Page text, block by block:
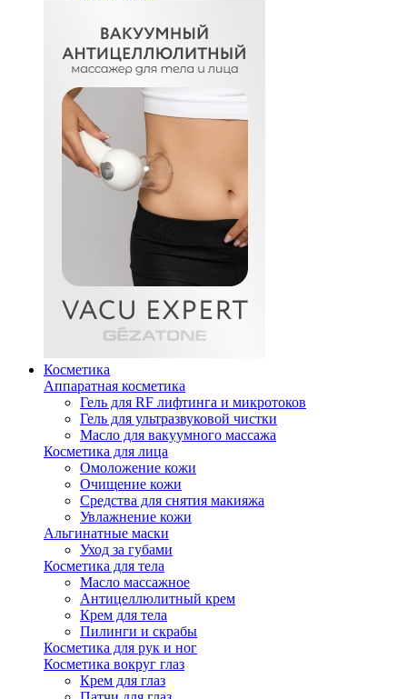
Косметика
Аппаратная косметика
Гель для RF лифтинга и микротоков
Гель для ультразвуковой чистки
Масло для вакуумного массажа
Косметика для лица
Омоложение кожи
Очищение кожи
Средства для снятия макияжа
Увлажнение кожи
Альгинатные маски
Уход за губами
Косметика для тела
Масло массажное
Антицеллюлитный крем
Крем для тела
Пилинги и скрабы
Косметика для рук и ног
Косметика вокруг глаз
Крем для глаз